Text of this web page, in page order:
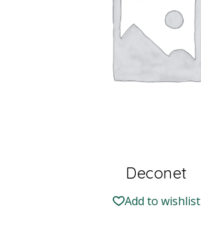
Deconet
Add to wishlist